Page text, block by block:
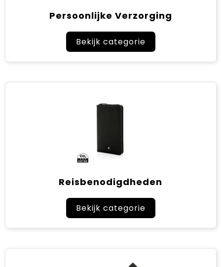
Persoonlijke Verzorging
Bekijk categorie
Reisbenodigdheden
Bekijk categorie